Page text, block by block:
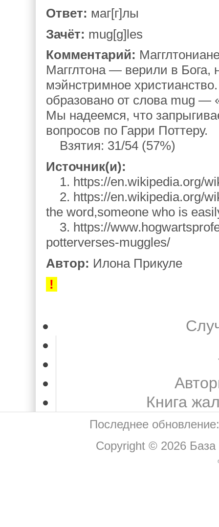
Ответ: маг[г]лы
Зачёт: mug[g]les
Комментарий:
Магглтона — верили в
мэйнстримное
образовано от слова mug —
Мы надеемся, что
вопросов по Гарри Поттеру.
Взятия: 31/54 (57%)
Источник(и):
1. https://en.wikipedia.org/
2. https://en.wikipedia.org/
the word,someone who is
3. https://
potterverses-muggles/
Автор: Илона Прикуле
!
Книга
Последнее
Copyright © 2026 База